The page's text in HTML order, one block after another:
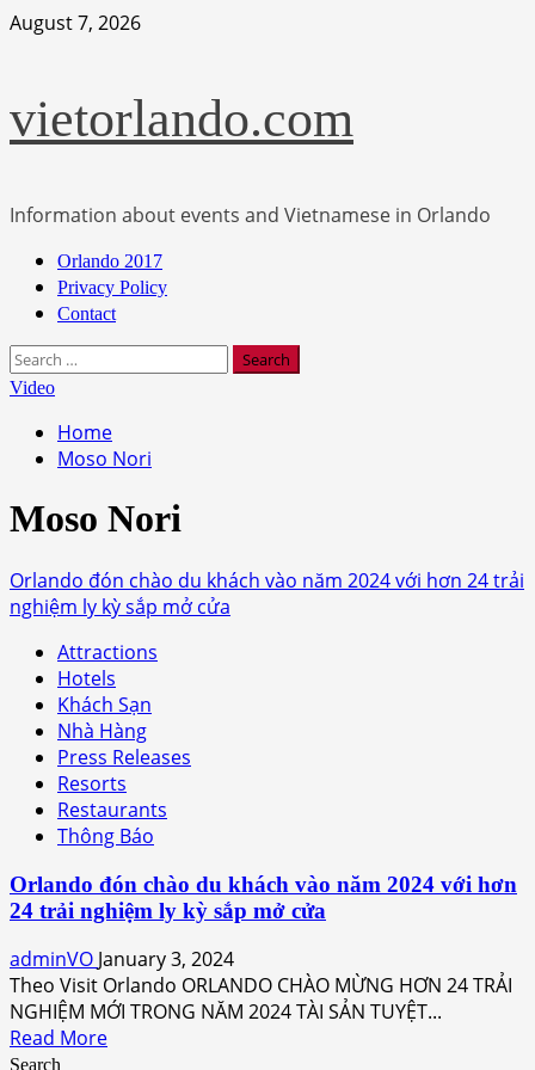
Skip
August 7, 2026
vietorlando.com
Information about events and Vietnamese in Orlando
Primary
Menu
Orlando 2017
Privacy Policy
Contact
Search
for:
Video
Home
Moso Nori
Moso Nori
Orlando đón chào du khách vào năm 2024 với hơn 24 trải
nghiệm ly kỳ sắp mở cửa
Attractions
Hotels
Khách Sạn
Nhà Hàng
Press Releases
Resorts
Restaurants
Thông Báo
Orlando đón chào du khách vào năm 2024 với hơn
24 trải nghiệm ly kỳ sắp mở cửa
adminVO January 3, 2024
Theo Visit Orlando ORLANDO CHÀO MỪNG HƠN 24 TRẢI
NGHIỆM MỚI TRONG NĂM 2024 TÀI SẢN TUYỆT...
Read MoreRead
Search